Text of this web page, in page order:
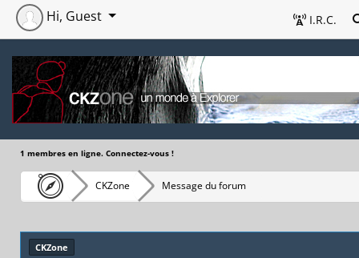
I.R.C.
Hi, Guest
1 membres en ligne. Connectez-vous !
CKZone Message du forum
CKZone